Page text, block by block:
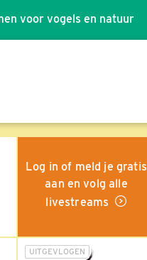
voor vogels en natuur
Log in of meld je gratis
aan en volg alle
livestreams
UITGEVLOGEN